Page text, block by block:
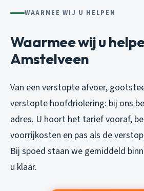
WAARMEE WIJ U HELPEN
Waarmee wij u
Amstelveen
Van een verstopte afvoer,
verstopte hoofdriolering: bij ons
adres. U hoort het tarief vooraf,
voorrijkosten en pas als de
Bij spoed staan we gemiddeld
u klaar.